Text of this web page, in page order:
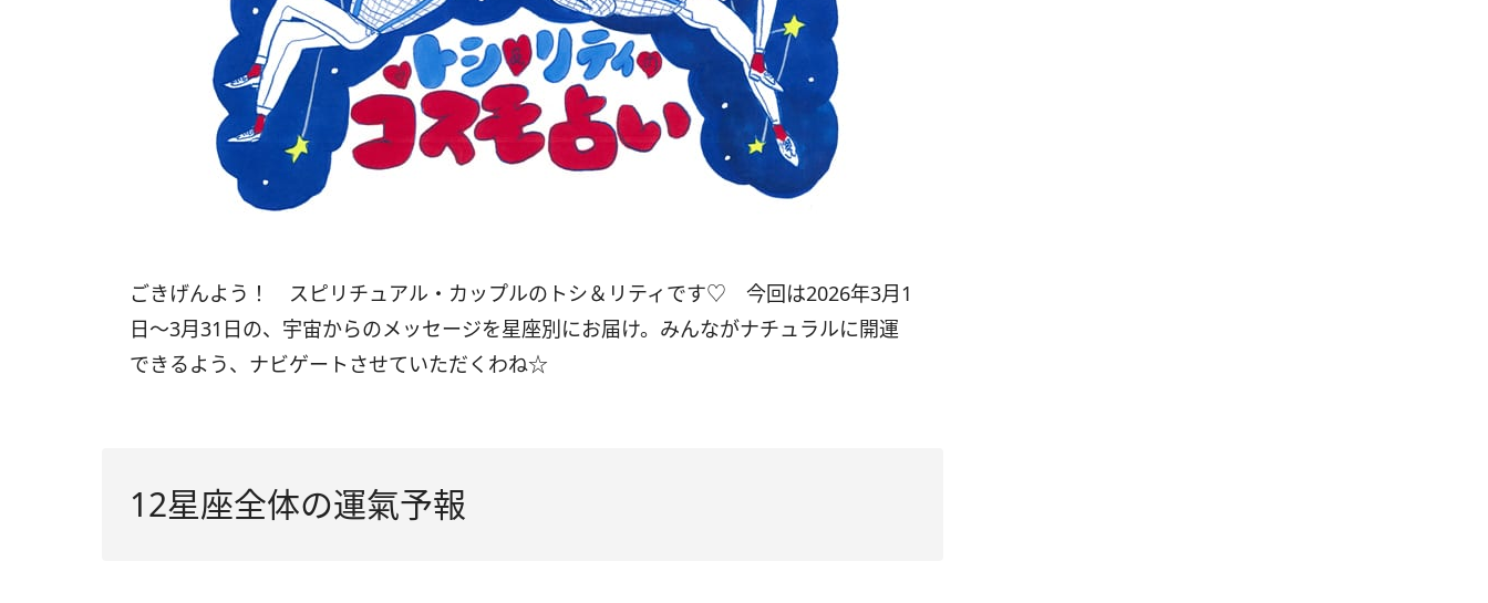
ごきげんよう！ スピリチュアル・カップルのトシ＆リティです♡ 今回は2026年3月1
日〜3月31 日の、宇宙からのメッセージを星座別にお届け。みんながナチュラルに開運
できるよう、ナビゲートさせていただくわね☆
12星座全体の運氣予報